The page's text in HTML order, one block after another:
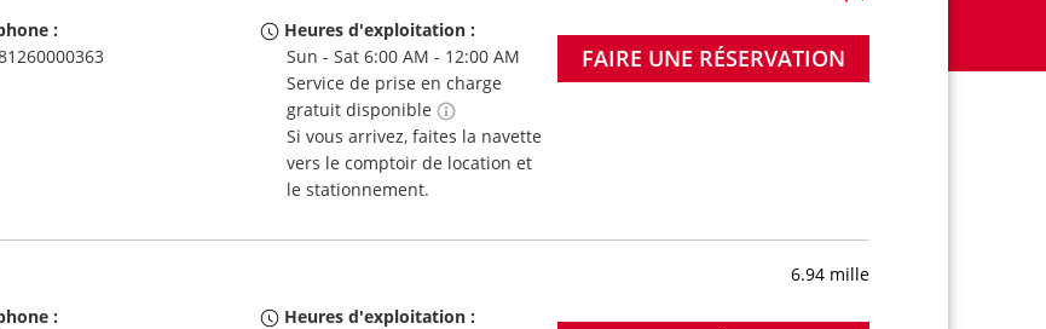
:
Heures d'exploitation :
Sun - Sat 6:00 AM - 12:00 AM
Service de prise en charge
gratuit disponible
Si vous arrivez, faites la navette
vers le comptoir de location et
le stationnement.
FAIRE UNE RÉSERVATION
6.94 mille
:
Heures d'exploitation :